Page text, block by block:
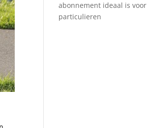
abonnement ideaal is voor
particulieren